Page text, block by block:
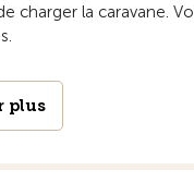
charger la caravane.
plus